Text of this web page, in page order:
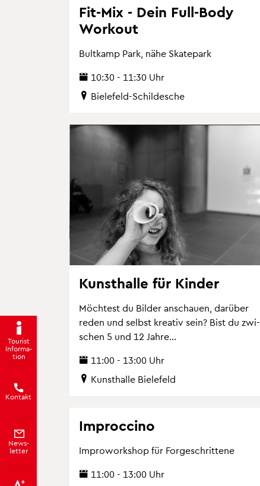
Tou­rist
In­for­ma­
ti­on
Kon­takt
News­
let­ter
Fit-Mix - Dein Full-Body
Work­out
Bult­kamp Park, nähe Skate­park
10:30 - 11:30 Uhr
Bie­le­feld-Schil­desche
Kunst­hal­le für Kin­der
Möch­test du Bil­der an­schau­en, dar­über
reden und selbst krea­tiv sein? Bist du zwi­
schen 5 und 12 Jahre...
11:00 - 13:00 Uhr
Kunst­hal­le Bie­le­feld
Improcci­no
Im­pro­work­shop für For­ge­schrit­te­ne
11:00 - 13:00 Uhr